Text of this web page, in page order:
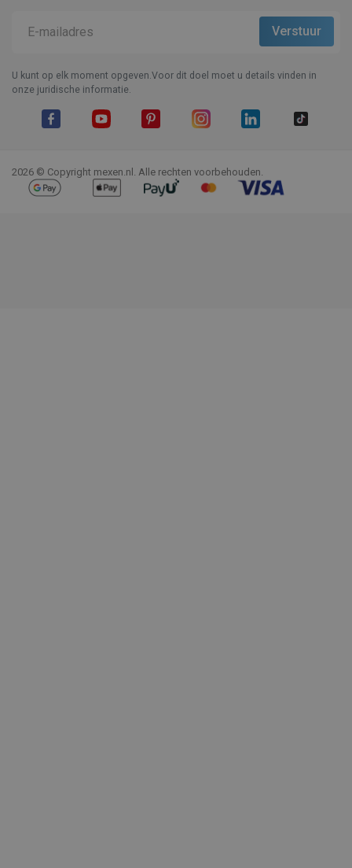
U kunt op elk moment opgeven.Voor dit doel moet u details vinden in
onze juridische informatie.
2026 © Copyright mexen.nl. Alle rechten voorbehouden.